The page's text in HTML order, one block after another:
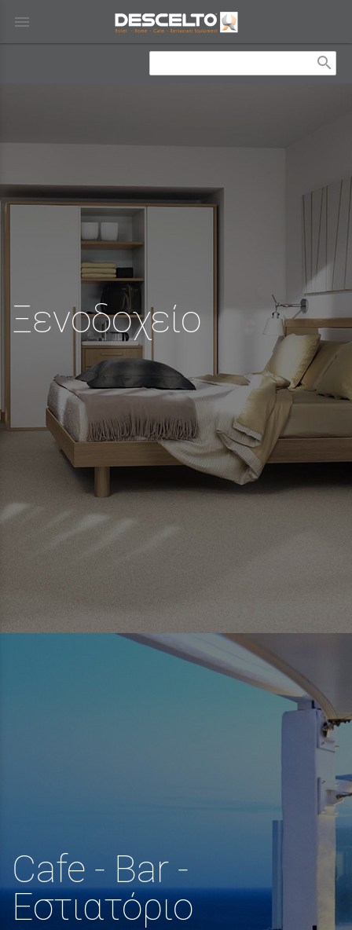
menu
search
Ξενοδοχείο
Cafe - Bar -
Εστιατόριο